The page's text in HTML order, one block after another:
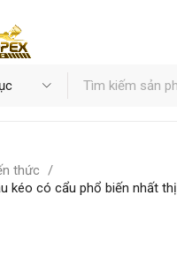
thức /
kéo có cẩu phổ biến nhất